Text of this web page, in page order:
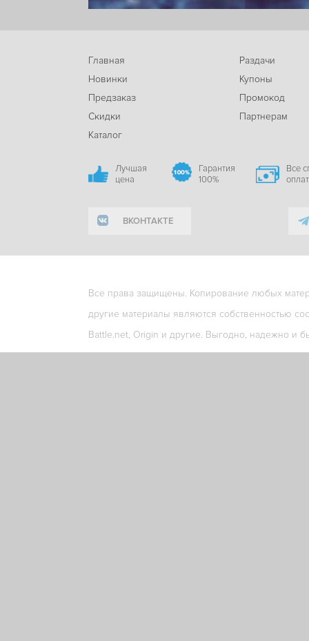
Главная
Новинки
Предзаказ
Скидки
Каталог
Раздачи
Купоны
Промокод
Партнерам
Лучшая
цена
Гарантия
100%
Все
ВКОНТАКТЕ
Все права защищены. Копирование любых
другие материалы являются собственностью
Battle.net, Origin и другие. Выгодно, надежно и